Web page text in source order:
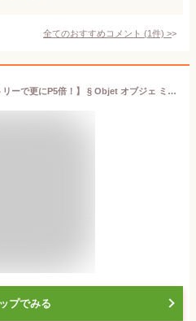
全てのおすすめコメント (1件) >
【9/11(日) 2時まで！エントリーで更にP5倍！】 § Objet オブジェ ミニ片手鍋 16cm OJ-32 宮崎製作所 （IH対応）【日本製 ソースパン 片手鍋 ステンレス みそ汁 スープ ゆで物 お弁当 夜食作り お惣菜 1人分 夜食 キッチン おしゃれ 人気 ギフト プレゼント】
プでみる